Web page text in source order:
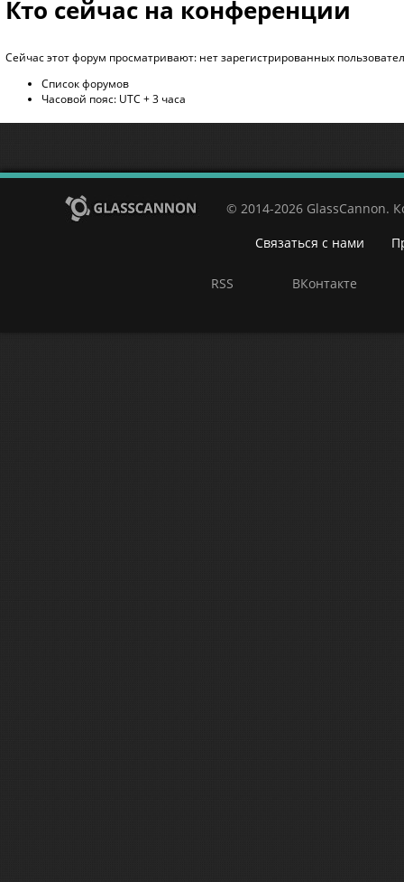
Кто сейчас на конференции
Сейчас этот форум просматривают: нет зарегистрированных
Список форумов
Часовой пояс: UTC + 3 часа
© 2014-2026 GlassCannon.
Связаться с нами
RSS ВКонтакте